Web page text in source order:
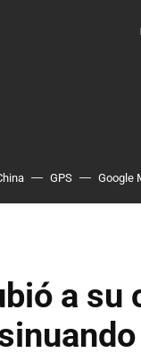
GPS Google
a su